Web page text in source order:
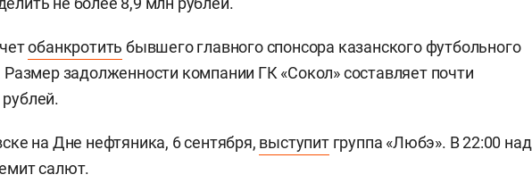
обанкротить бывшего главного спонсора казанского футбольного
Размер задолженности компании ГК «Сокол» составляет почти
на Дне нефтяника, 6 сентября, выступитгруппа «Любэ». В 22:00 над
салют.